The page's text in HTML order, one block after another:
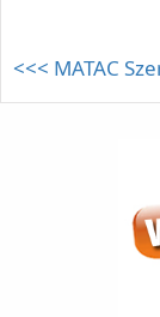
<<< MATAC